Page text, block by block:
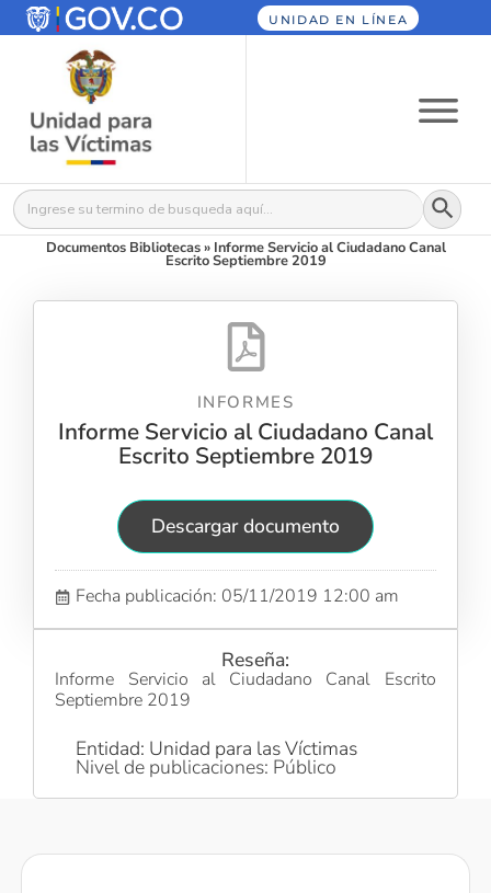
UNIDAD EN LÍNEA
Buscar: Botón
Documentos Bibliotecas» Informe Servicio al Ciudadano Canal
Escrito Septiembre 2019
INFORMES
Informe Servicio al Ciudadano Canal
Escrito Septiembre 2019
Descargar documento
Fecha publicación: 05/11/2019 12:00 am
Reseña:
Informe Servicio al Ciudadano Canal Escrito
Septiembre 2019
Entidad: Unidad para las Víctimas
Nivel de publicaciones: Público